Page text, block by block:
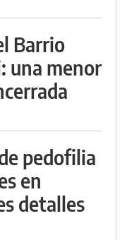
Barrio
una menor
pedofilia
en
detalles